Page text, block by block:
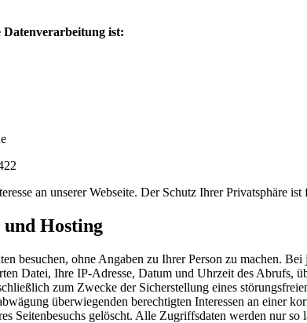
ist:
an unserer Webseite. Der Schutz Ihrer Privatsphäre
Hosting
besuchen, ohne Angaben zu Ihrer Person zu machen.
Datei, Ihre IP-Adresse, Datum und Uhrzeit des Abrufs,
zum Zwecke der Sicherstellung eines
überwiegenden berechtigten Interessen an einer
Seitenbesuchs gelöscht. Alle Zugriffsdaten werden nur